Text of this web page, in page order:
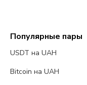
Популярные пары
USDT на UAH
Bitcoin на UAH